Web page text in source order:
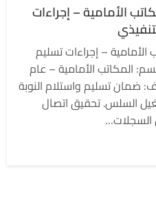
الأمامية – إجراءات
الأمامية – إجراءات تسليم
المكاتب الأمامية – عام
الأهداف: ضمان تسليم واستلام النوبة
السلس. تحقيق اتصال